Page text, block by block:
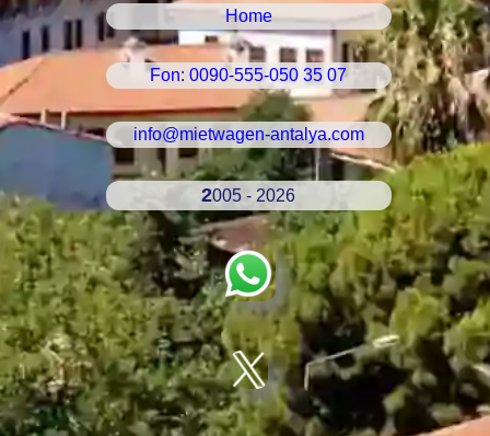
Home
Fon: 0090-555-050 35 07
info@mietwagen-antalya.com
2005 - 2026